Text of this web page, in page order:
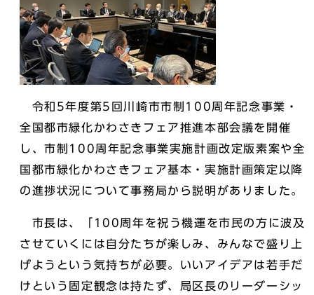
令和5年度第5回川崎市市制100周年記念事業・
全国都市緑化かわさきフェア推進本部会議を開催
し、市制100周年記念事業実施計画改定版素案や全
国都市緑化かわさきフェア基本・実施計画策定以降
の進捗状況について事務局から説明がありました。
市長は、「100周年を祝う機運を市民の方に波及
させていくには自分たちが楽しみ、みんなで盛り上
げようという気持ちが必要。いいアイデアは若手だ
けという固定観念は持たず、局区長のリーダーシッ